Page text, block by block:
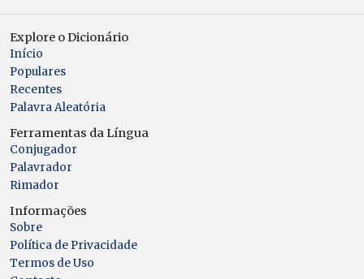
Explore o Dicionário
Início
Populares
Recentes
Palavra Aleatória
Ferramentas da Língua
Conjugador
Palavrador
Rimador
Informações
Sobre
Política de Privacidade
Termos de Uso